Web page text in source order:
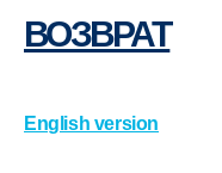
ВОЗВРАТ
English version